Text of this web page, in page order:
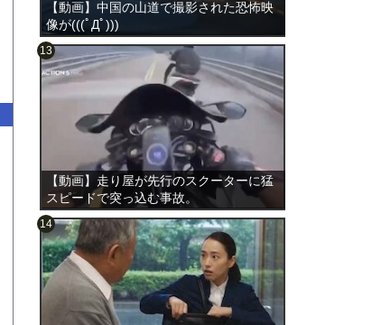
【動画】中国の山道で撮影された恐怖映
像が(((ﾟДﾟ)))
【動画】走り屋が先行のスクーターに猛
スピードで突っ込む事故。